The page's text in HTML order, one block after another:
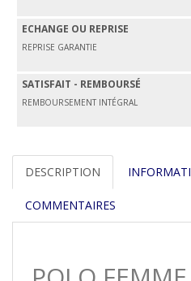
ECHANGE OU REPRISE
REPRISE GARANTIE
SATISFAIT - REMBOURSÉ
REMBOURSEMENT INTÉGRAL
DESCRIPTION
COMMENTAIRES